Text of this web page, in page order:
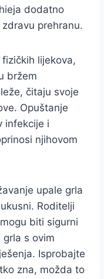
dodatno
prehranu.
lijekova,
bržem
čitaju svoje
Opuštanje
infekcije i
njihovom
upale grla
Roditelji
biti sigurni
s ovim
Isprobajte
zna, možda to